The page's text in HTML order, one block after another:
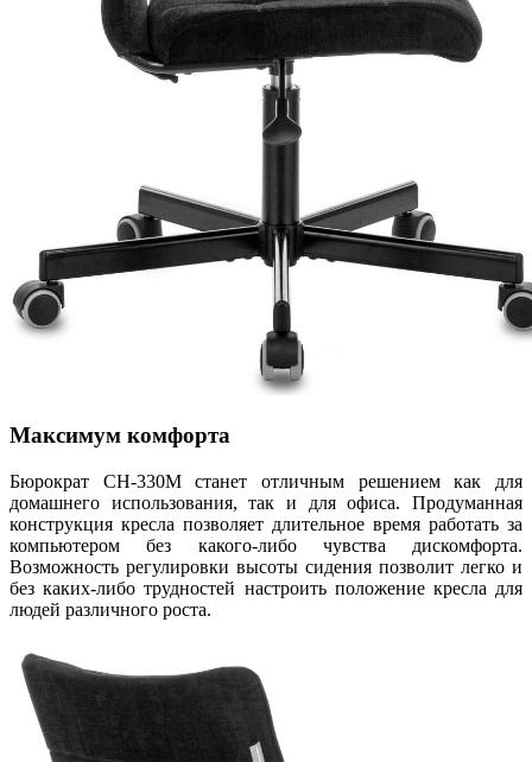
Максимум комфорта
Бюрократ CH-330M станет отличным решением как для
домашнего использования, так и для офиса. Продуманная
конструкция кресла позволяет длительное время работать за
компьютером без какого-либо чувства дискомфорта.
Возможность регулировки высоты сидения позволит легко и
без каких-либо трудностей настроить положение кресла для
людей различного роста.